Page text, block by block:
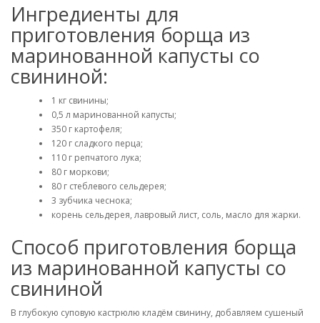
Ингредиенты для
приготовления борща из
маринованной капусты со
свининой:
1 кг свинины;
0,5 л маринованной капусты;
350 г картофеля;
120 г сладкого перца;
110 г репчатого лука;
80 г моркови;
80 г стеблевого сельдерея;
3 зубчика чеснока;
корень сельдерея, лавровый лист, соль, масло для жарки.
Способ приготовления борща
из маринованной капусты со
свининой
В глубокую суповую кастрюлю кладём свинину, добавляем сушеный